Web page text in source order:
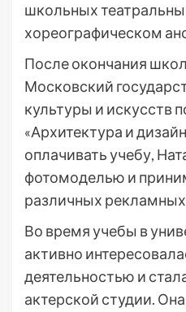
школьных
хореографическом
После окончания
Московский
культуры и искусств
«Архитектура и
оплачивать учебу,
фотомоделью и
различных рекламных
Во время учебы в
активно
деятельностью и
актерской студии.